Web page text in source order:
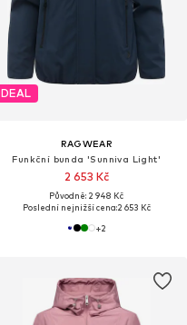
DEAL
RAGWEAR
Funkční bunda 'Sunniva Light'
2 653 Kč
Původně: 2 948 Kč
Poslední nejnižší cena:2 653 Kč
+2